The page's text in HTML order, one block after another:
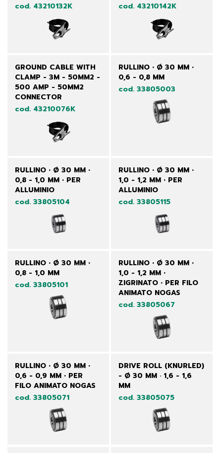
cod. 43210132K
cod. 43210142K
GROUND CABLE WITH
CLAMP - 3M - 50MM2 -
500 AMP - 50MM2
CONNECTOR
cod. 43210076K
RULLINO • Ø 30 MM •
0,6 - 0,8 MM
cod. 33805003
RULLINO • Ø 30 MM •
0,8 - 1,0 MM • PER
ALLUMINIO
cod. 33805104
RULLINO • Ø 30 MM •
1,0 - 1,2 MM • PER
ALLUMINIO
cod. 33805115
RULLINO • Ø 30 MM •
0,8 - 1,0 MM
cod. 33805101
RULLINO • Ø 30 MM •
1,0 - 1,2 MM •
ZIGRINATO • PER FILO
ANIMATO NOGAS
cod. 33805067
RULLINO • Ø 30 MM •
0,6 - 0,9 MM • PER
FILO ANIMATO NOGAS
cod. 33805071
DRIVE ROLL (KNURLED)
- Ø 30 MM · 1,6 - 1,6
MM
cod. 33805075